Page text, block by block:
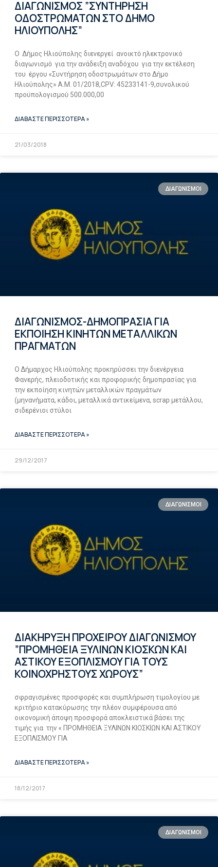
ΔΙΑΓΩΝΙΣΜΟΣ ”ΣΥΝΤΗΡΗΣΗ
ΟΔΟΣΤΡΩΜΑΤΩΝ ΣΤΟ ΔΗΜΟ
ΗΛΙΟΥΠΟΛΗΣ”
Ο Δήμος Ηλιούπολης διενεργεί ανοικτό ηλεκτρονικό
διαγωνισμό για την ανάδειξη αναδόχου για την εκτέλεση
του έργου «Συντήρηση οδοστρωμάτων στο Δήμο
Ηλιούπολης» Α.Μ. 01/2018,CPV: 45233141-9,συνολικού
προϋπολογισμού 500.000,00
ΔΙΑΒΑΣΤΕ ΠΕΡΙΣΣΟΤΕΡΑ »
21/03/2018
ΔΙΑΓΩΝΙΣΜΟΙ
ΔΙΑΓΩΝΙΣΜΟΣ-ΔΗΜΟΠΡΑΣΙΑ ΓΙΑ
ΕΚΠΟΙΗΣΗ ΚΙΝΗΤΩΝ ΜΕΤΑΛΛΙΚΩΝ
ΠΡΑΓΜΑΤΩΝ
Ο Δήμαρχος Ηλιούπολης προκηρύσσει την διενέργεια
Φανερής, πλειοδοτικής και προφορικής δημοπρασίας για
την εκποίηση κινητών μεταλλικών πραγμάτων
(μηνανήματα, κάδοι, μεταλλικά αντικείμενα, scrap μετάλλου,
σιδερένιοι στύλοι
ΔΙΑΒΑΣΤΕ ΠΕΡΙΣΣΟΤΕΡΑ »
29/12/2017
ΔΙΑΓΩΝΙΣΜΟΙ
ΔΙΑΚΗΡΥΞΗ ΠΡΟΧΕΙΡΟΥ ΔΙΑΓΩΝΙΣΜΟΥ
”ΠΡΟΜΗΘΕΙΑ ΞΥΛΙΝΩΝ ΚΙΟΣΚΩΝ ΚΑΙ
ΑΣΤΙΚΟΥ ΕΞΟΠΛΙΣΜΟΥ ΓΙΑ ΤΟΥΣ
ΚΟΙΝΟΧΡΗΣΤΟΥΣ ΧΩΡΟΥΣ”
σφραγισμένες προσφορές και συμπλήρωση τιμολογίου με
κριτήριο κατακύρωσης την πλέον συμφέρουσα από
οικονομική άποψη προσφορά αποκλειστικά βάσει της
τιμής για την « ΠΡΟΜΗΘΕΙΑ ΞΥΛΙΝΩΝ ΚΙΟΣΚΙΩΝ ΚΑΙ ΑΣΤΙΚΟΥ
ΕΞΟΠΛΙΣΜΟΥ ΓΙΑ
ΔΙΑΒΑΣΤΕ ΠΕΡΙΣΣΟΤΕΡΑ »
18/12/2017
ΔΙΑΓΩΝΙΣΜΟΙ